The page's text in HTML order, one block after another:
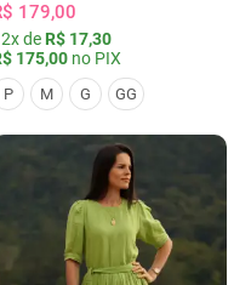
179,00
de R$ 17,30
175,00 no PIX
P M G GG